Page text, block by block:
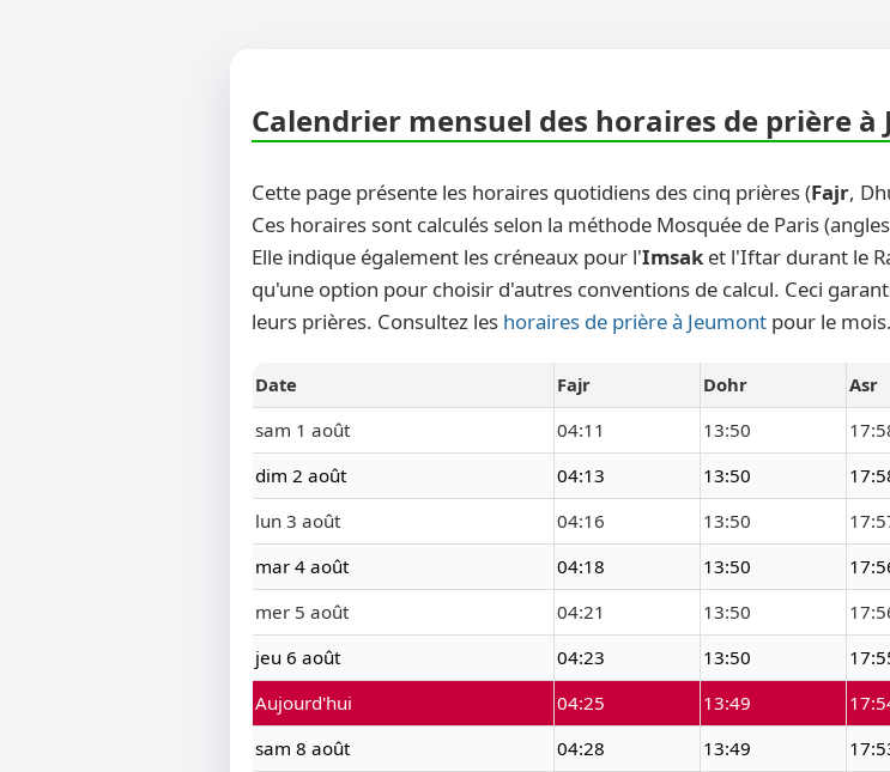
Calendrier mensuel des horaires de prière à
Cette page présente les horaires quotidiens des cinq prières (Fajr,
Ces horaires sont calculés selon la méthode Mosquée de Paris
Elle indique également les créneaux pour l'Imsak et l'Iftar durant le
qu'une option pour choisir d'autres conventions de calcul. Ceci
leurs prières. Consultez les horaires de prière à Jeumont pour le mois.
Date Fajr Dohr Asr
sam 1 août
04:11 13:50
dim 2 août
04:13 13:50
lun 3 août
04:16 13:50
mar 4 août
04:18 13:50
mer 5 août
04:21 13:50
jeu 6 août
04:23 13:50
Aujourd'hui
04:25 13:49
sam 8 août
04:28 13:49